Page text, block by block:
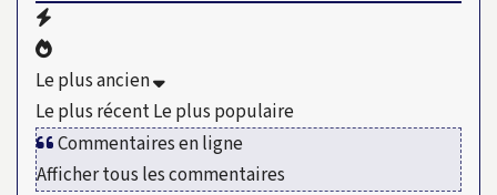
Le plus ancien
Le plus récentLe plus populaire
Commentaires en ligne
Afficher tous les commentaires